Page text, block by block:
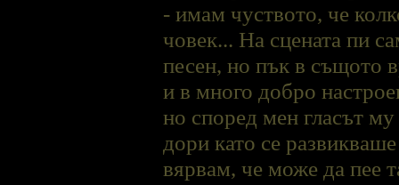
- имам чуството, че
човек... На сцената пи
песен, но пък в същото
и в много добро
но според мен гласът
дори като се
вярвам, че може да пее